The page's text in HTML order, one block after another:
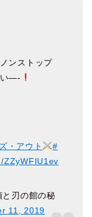
ンストップ
い—-
・アウト
#
ZZyWFIU1ev
刃の館の秘
11, 2019